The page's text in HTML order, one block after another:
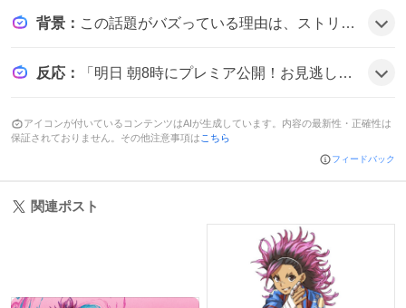
背景 ： この話題がバズっている理由は、ストリートファイター6の最新アップデートで新キャラヤスミンが追加され、公式がゲームプレイトレーラーを先行公開したことがファンの期待を高め、SNS上で拡散されたためとみられる。
反応 ： 「明日 朝8時にプレミア公開！お見逃しなく👀」や「ヤスミン、かっこいいな～～～」といった投稿が目立ち、また「ヤスミンのトレーラーくるから二度寝しないようにしないと…！」と期待感を表す声も多く、全体的にワクワクした雰囲気だ。
アイコンが付いているコンテンツはAIが生成しています。内容の最新性・正確性は
保証されておりません。その他注意事項はこちら
フィードバック
関連ポスト